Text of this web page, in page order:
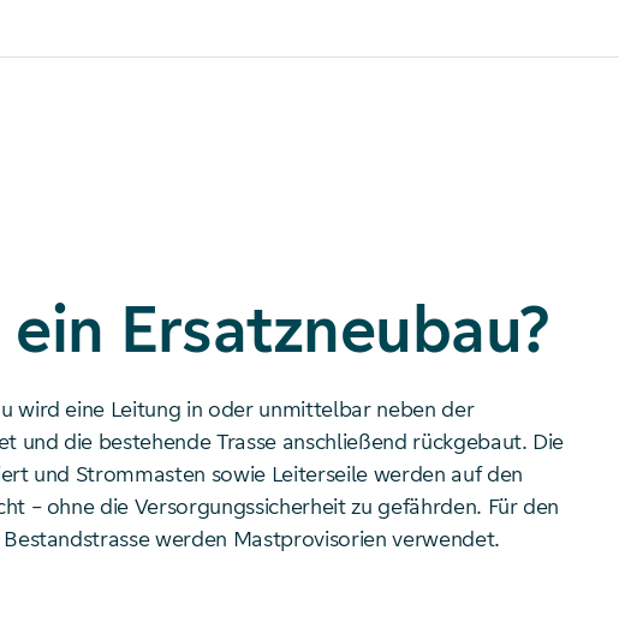
Ersatzneubau?
wird eine Leitung in oder unmittelbar neben der
und die bestehende Trasse anschließend rückgebaut. Die
und Strommasten sowie Leiterseile werden auf den
– ohne die Versorgungssicherheit zu gefährden. Für den
werden Mastprovisorien verwendet.